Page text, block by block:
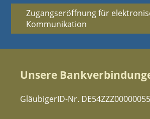
Zugangseröffnung für
Kommunikation
Unsere
GläubigerID-Nr.